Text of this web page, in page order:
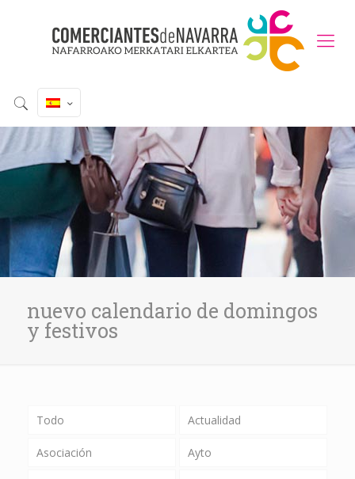
nuevo calendario de domingos
y festivos
Todo Actualidad
Asociación Ayto